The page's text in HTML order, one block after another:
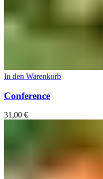
In den Warenkorb
Conference
31,00 €